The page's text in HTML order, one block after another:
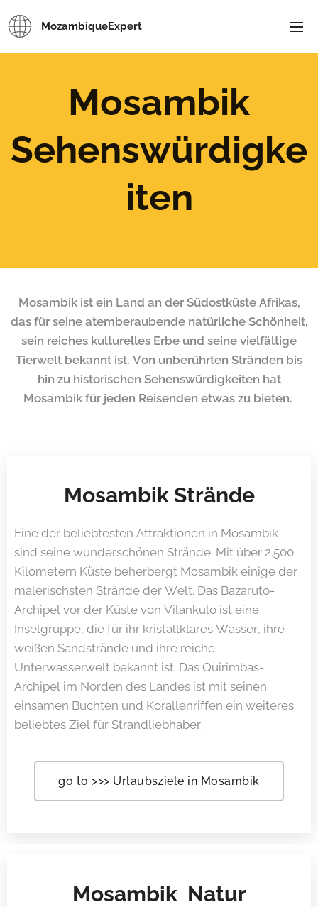
MozambiqueExpert
Mosambik
Sehenswürdigke
iten
Mosambik ist ein Land an der Südostküste Afrikas,
das für seine atemberaubende natürliche Schönheit,
sein reiches kulturelles Erbe und seine vielfältige
Tierwelt bekannt ist. Von unberührten Stränden bis
hin zu historischen Sehenswürdigkeiten hat
Mosambik für jeden Reisenden etwas zu bieten.
Mosambik Strände
Eine der beliebtesten Attraktionen in Mosambik
sind seine wunderschönen Strände. Mit über 2.500
Kilometern Küste beherbergt Mosambik einige der
malerischsten Strände der Welt. Das Bazaruto-
Archipel vor der Küste von Vilankulo ist eine
Inselgruppe, die für ihr kristallklares Wasser, ihre
weißen Sandstrände und ihre reiche
Unterwasserwelt bekannt ist. Das Quirimbas-
Archipel im Norden des Landes ist mit seinen
einsamen Buchten und Korallenriffen ein weiteres
beliebtes Ziel für Strandliebhaber.
go to >>> Urlaubsziele in Mosambik
Mosambik Natur